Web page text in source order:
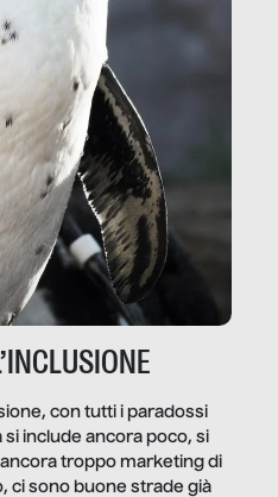
con tutti i paradossi
include ancora poco, si
troppo marketing di
ci sono buone strade già